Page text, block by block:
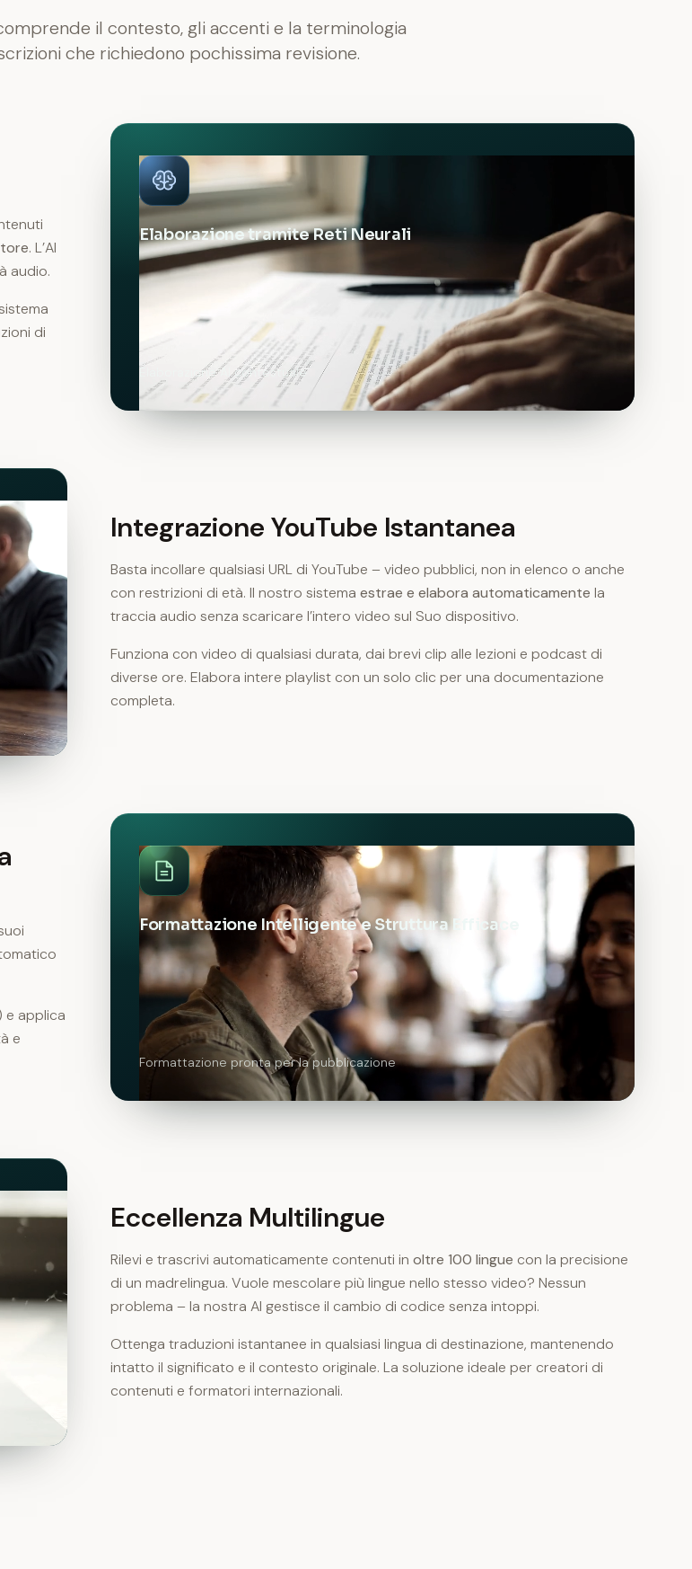
il contesto, gli accenti e la terminologia
che richiedono pochissima revisione.
. L’AI
audio.
di
Elaborazione tramite Reti Neurali
Elaborazione AI contestuale
Integrazione YouTube Istantanea
Basta incollare qualsiasi URL di YouTube – video pubblici, non in elenco o anche
con restrizioni di età. Il nostro sistema estrae e elabora automaticamente la
traccia audio senza scaricare l’intero video sul Suo dispositivo.
Funziona con video di qualsiasi durata, dai brevi clip alle lezioni e podcast di
diverse ore. Elabora intere playlist con un solo clic per una documentazione
completa.
e applica
e
Formattazione Intelligente e Struttura Efficace
Formattazione pronta per la pubblicazione
Eccellenza Multilingue
Rilevi e trascrivi automaticamente contenuti in oltre 100 lingue con la precisione
di un madrelingua. Vuole mescolare più lingue nello stesso video? Nessun
problema – la nostra AI gestisce il cambio di codice senza intoppi.
Ottenga traduzioni istantanee in qualsiasi lingua di destinazione, mantenendo
intatto il significato e il contesto originale. La soluzione ideale per creatori di
contenuti e formatori internazionali.